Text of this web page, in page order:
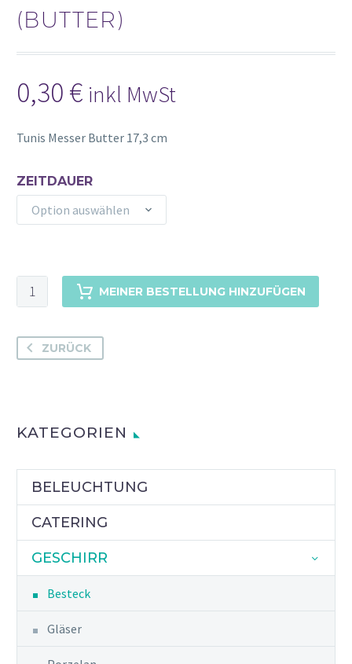
(BUTTER)
0,30 € inkl MwSt
Tunis Messer Butter 17,3 cm
ZEITDAUER
Option auswählen
TUNIS
MESSER
MENGE
MEINER BESTELLUNG HINZUFÜGEN
ZURÜCK
KATEGORIEN
BELEUCHTUNG
CATERING
GESCHIRR
Besteck
Gläser